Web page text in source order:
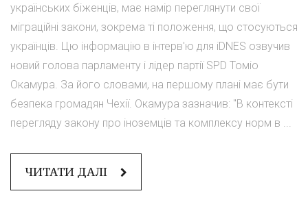
українських біженців, має намір переглянути свої
міграційні закони, зокрема ті положення, що стосуються
українців. Цю інформацію в інтерв'ю для iDNES озвучив
новий голова парламенту і лідер партії SPD Томіо
Окамура. За його словами, на першому плані має бути
безпека громадян Чехії. Окамура зазначив: "В контексті
перегляду закону про іноземців та комплексу норм в ...
ЧИТАТИ ДАЛІ